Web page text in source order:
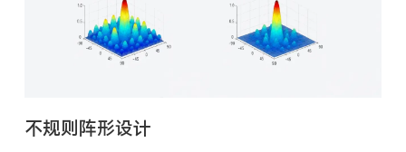
不规则阵形设计